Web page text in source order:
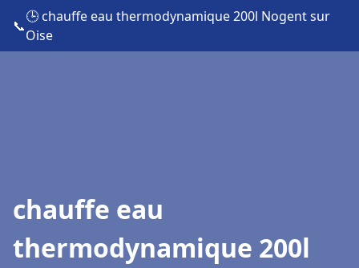
📞
🕒 chauffe eau thermodynamique 200l Nogent sur
Oise
chauffe eau
thermodynamique 200l